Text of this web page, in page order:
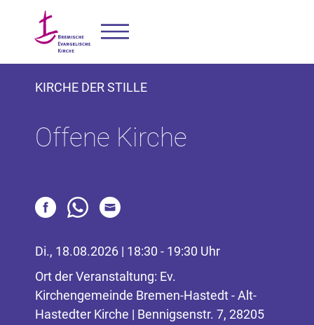
KIRCHE DER STILLE
Offene Kirche
Di., 18.08.2026 | 18:30 - 19:30 Uhr
Ort der Veranstaltung: Ev.
Kirchengemeinde Bremen-Hastedt - Alt-
Hastedter Kirche | Bennigsenstr. 7, 28205